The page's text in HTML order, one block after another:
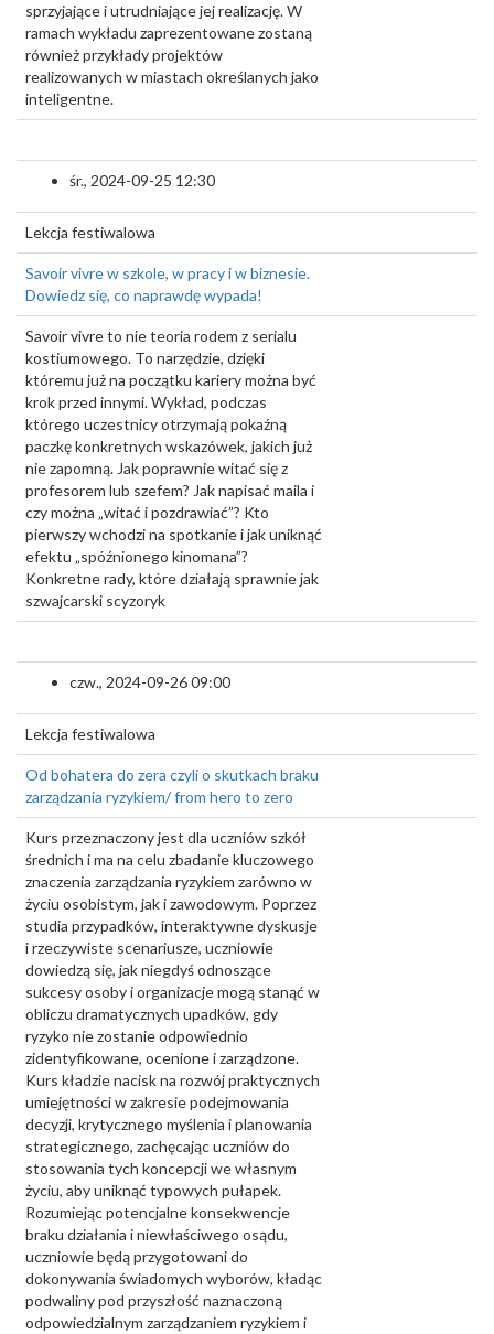
sprzyjające i utrudniające jej realizację. W
ramach wykładu zaprezentowane zostaną
również przykłady projektów
realizowanych w miastach określanych jako
inteligentne.
śr., 2024-09-25 12:30
Lekcja festiwalowa
Savoir vivre w szkole, w pracy i w biznesie.
Dowiedz się, co naprawdę wypada!
Savoir vivre to nie teoria rodem z serialu
kostiumowego. To narzędzie, dzięki
któremu już na początku kariery można być
krok przed innymi. Wykład, podczas
którego uczestnicy otrzymają pokaźną
paczkę konkretnych wskazówek, jakich już
nie zapomną. Jak poprawnie witać się z
profesorem lub szefem? Jak napisać maila i
czy można „witać i pozdrawiać”? Kto
pierwszy wchodzi na spotkanie i jak uniknąć
efektu „spóźnionego kinomana”?
Konkretne rady, które działają sprawnie jak
szwajcarski scyzoryk
czw., 2024-09-26 09:00
Lekcja festiwalowa
Od bohatera do zera czyli o skutkach braku
zarządzania ryzykiem/ from hero to zero
Kurs przeznaczony jest dla uczniów szkół
średnich i ma na celu zbadanie kluczowego
znaczenia zarządzania ryzykiem zarówno w
życiu osobistym, jak i zawodowym. Poprzez
studia przypadków, interaktywne dyskusje
i rzeczywiste scenariusze, uczniowie
dowiedzą się, jak niegdyś odnoszące
sukcesy osoby i organizacje mogą stanąć w
obliczu dramatycznych upadków, gdy
ryzyko nie zostanie odpowiednio
zidentyfikowane, ocenione i zarządzone.
Kurs kładzie nacisk na rozwój praktycznych
umiejętności w zakresie podejmowania
decyzji, krytycznego myślenia i planowania
strategicznego, zachęcając uczniów do
stosowania tych koncepcji we własnym
życiu, aby uniknąć typowych pułapek.
Rozumiejąc potencjalne konsekwencje
braku działania i niewłaściwego osądu,
uczniowie będą przygotowani do
dokonywania świadomych wyborów, kładąc
podwaliny pod przyszłość naznaczoną
odpowiedzialnym zarządzaniem ryzykiem i